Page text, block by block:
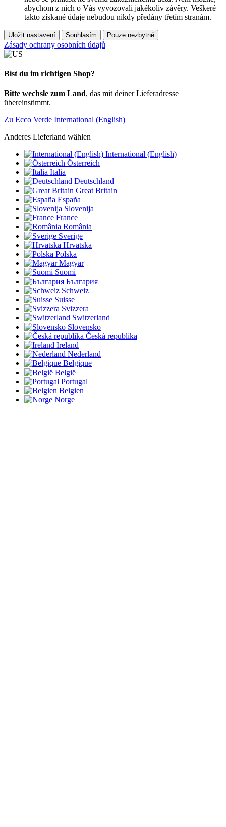
abychom z nich o Vás vyvozovali jakékoliv závěry. Veškeré
takto získané údaje nebudou nikdy předány třetím stranám.
Uložit nastavení Souhlasím Pouze nezbytné
Zásady ochrany osobních údajů
Bist du im richtigen Shop?
Bitte wechsle zum Land, das mit deiner Lieferadresse
übereinstimmt.
Zu Ecco Verde International (English)
Anderes Lieferland wählen
International (English)
Österreich
Italia
Deutschland
Great Britain
España
Slovenija
France
România
Sverige
Hrvatska
Polska
Magyar
Suomi
България
Schweiz
Suisse
Svizzera
Switzerland
Slovensko
Česká republika
Ireland
Nederland
Belgique
België
Portugal
Belgien
Norge